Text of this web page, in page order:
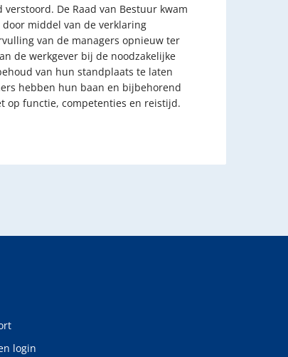
De Raad van Bestuur kwam
middel van de verklaring
van de managers opnieuw ter
de werkgever bij de noodzakelijke
van hun standplaats te laten
hebben hun baan en bijbehorend
op functie, competenties en reistijd.
login